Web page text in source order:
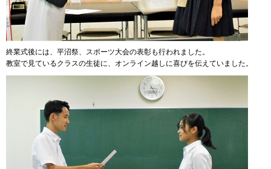
終業式後には、平沼祭、スポーツ大会の表彰も行われました。
教室で見ているクラスの生徒に、オンライン越しに喜びを伝えていました。